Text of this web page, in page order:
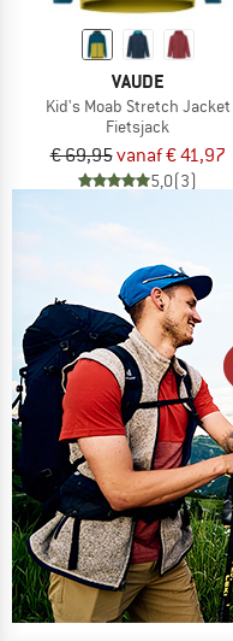
VAUDE
Kid's Moab Stretch Jacket
Fietsjack
€ 69,95vanaf € 41,97
5,0(3)